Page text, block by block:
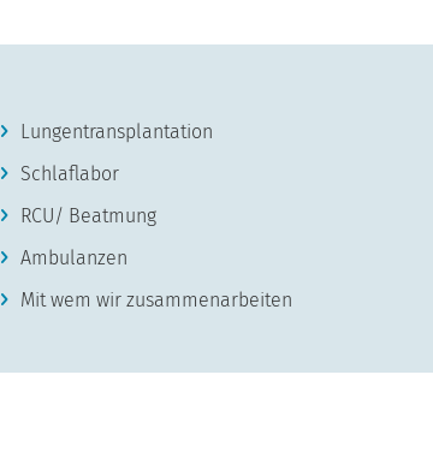
Lungentransplantation
Schlaflabor
RCU/ Beatmung
Ambulanzen
Mit wem wir zusammenarbeiten